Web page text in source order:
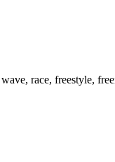
race, freestyle,